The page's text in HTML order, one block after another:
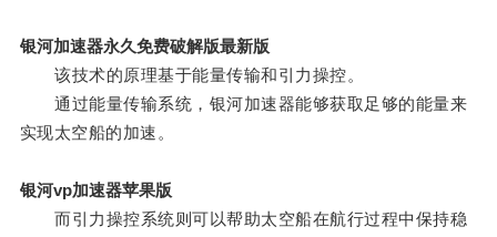
银河加速器永久免费破解版最新版
该技术的原理基于能量传输和引力操控。
通过能量传输系统，银河加速器能够获取足够的能量来
实现太空船的加速。
银河vp加速器苹果版
而引力操控系统则可以帮助太空船在航行过程中保持稳